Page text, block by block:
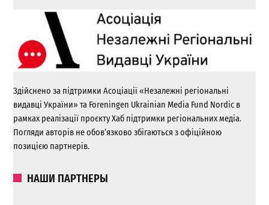
Здійснено за підтримки Асоціації «Незалежні регіональні
видавці України» та Foreningen Ukrainian Media Fund Nordic в
рамках реалізації проєкту Хаб підтримки регіональних медіа.
Погляди авторів не обов’язково збігаються з офіційною
позицією партнерів.
НАШИ ПАРТНЕРЫ